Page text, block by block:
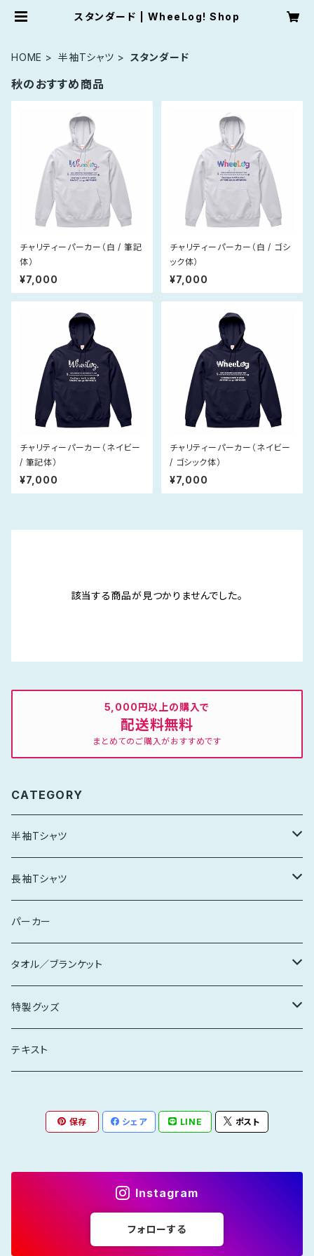
スタンダード | WheeLog! Shop
HOME 半袖Tシャツ スタンダード
秋のおすすめ商品
チャリティーパーカー（白 / 筆記
体）
¥7,000
チャリティーパーカー（白 / ゴシ
ック体）
¥7,000
チャリティーパーカー（ネイビー
/ 筆記体）
¥7,000
チャリティーパーカー（ネイビー
/ ゴシック体）
¥7,000
該当する商品が見つかりませんでした。
5,000円以上の購入で
配送料無料
まとめてのご購入がおすすめです
CATEGORY
半袖Tシャツ
スタンダード
レディース
キッズ
大きいサイズ
3周年限定
長袖Tシャツ
スタンダード
レディース
キッズ
パーカー
タオル／ブランケット
マフラータオル
ブランケット
特製グッズ
ステッカー
クリアファイル
缶バッジ
テキスト
保存 シェア LINE ポスト
Instagram
フォローする